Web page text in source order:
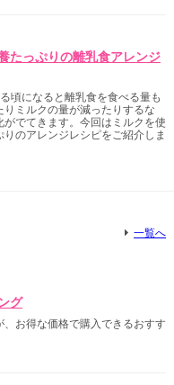
たっぷりの離乳食アレンジ
頃になると離乳食を食べる量も
ミルクの量が減ったりするな
がでてきます。今回はミルクを使
りのアレンジレシピをご紹介しま
一覧へ
グ
、お得な価格で購入できるおすす